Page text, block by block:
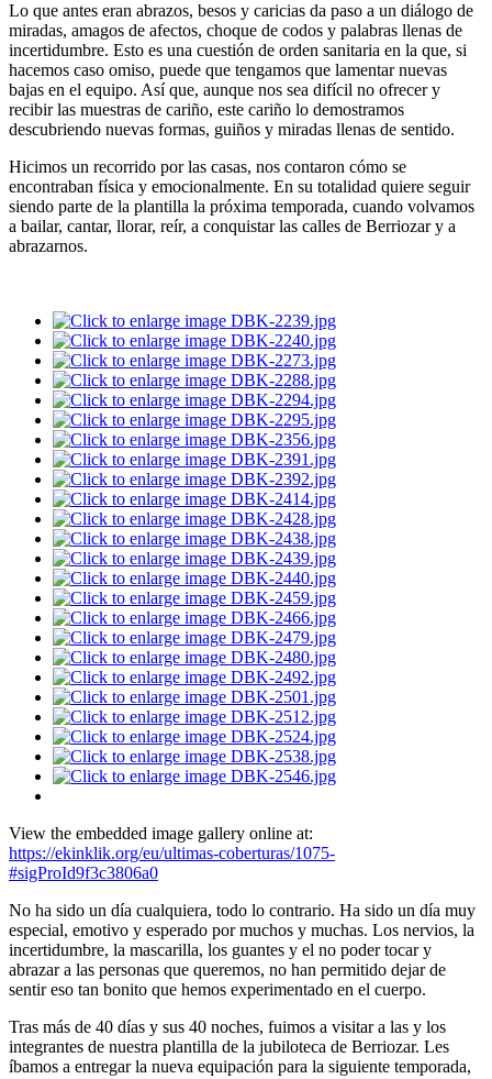
Lo que antes eran abrazos, besos y caricias da paso a un diálogo de
miradas, amagos de afectos, choque de codos y palabras llenas de
incertidumbre. Esto es una cuestión de orden sanitaria en la que, si
hacemos caso omiso, puede que tengamos que lamentar nuevas
bajas en el equipo. Así que, aunque nos sea difícil no ofrecer y
recibir las muestras de cariño, este cariño lo demostramos
descubriendo nuevas formas, guiños y miradas llenas de sentido.
Hicimos un recorrido por las casas, nos contaron cómo se
encontraban física y emocionalmente. En su totalidad quiere seguir
siendo parte de la plantilla la próxima temporada, cuando volvamos
a bailar, cantar, llorar, reír, a conquistar las calles de Berriozar y a
abrazarnos.
View the embedded image gallery online at:
https://ekinklik.org/eu/ultimas-coberturas/1075-
#sigProId9f3c3806a0
No ha sido un día cualquiera, todo lo contrario. Ha sido un día muy
especial, emotivo y esperado por muchos y muchas. Los nervios, la
incertidumbre, la mascarilla, los guantes y el no poder tocar y
abrazar a las personas que queremos, no han permitido dejar de
sentir eso tan bonito que hemos experimentado en el cuerpo.
Tras más de 40 días y sus 40 noches, fuimos a visitar a las y los
integrantes de nuestra plantilla de la jubiloteca de Berriozar. Les
íbamos a entregar la nueva equipación para la siguiente temporada,